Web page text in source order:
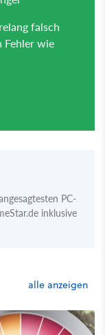
PC-
inklusive
alle anzeigen